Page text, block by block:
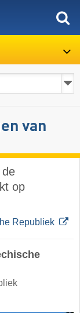
van
de
op
Republiek